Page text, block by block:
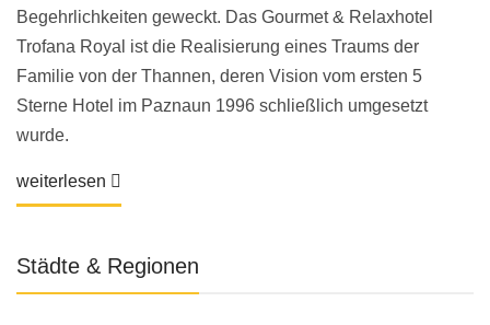
Begehrlichkeiten geweckt. Das Gourmet & Relaxhotel
Trofana Royal ist die Realisierung eines Traums der
Familie von der Thannen, deren Vision vom ersten 5
Sterne Hotel im Paznaun 1996 schließlich umgesetzt
wurde.
weiterlesen
Städte & Regionen